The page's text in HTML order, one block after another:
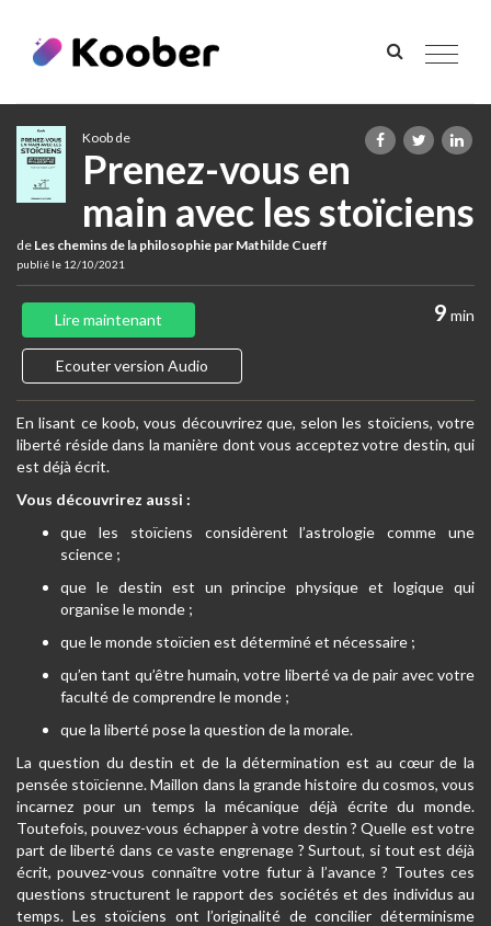
Toggle
Koob de
Prenez-vous en
main avec les stoïciens
de Les chemins de la philosophie par Mathilde Cueff
publié le 12/10/2021
9 min
Lire maintenant
Ecouter version Audio
En lisant ce koob, vous découvrirez que, selon les stoïciens, votre
liberté réside dans la manière dont vous acceptez votre destin, qui
est déjà écrit.
Vous découvrirez aussi :
que les stoïciens considèrent l’astrologie comme une
science ;
que le destin est un principe physique et logique qui
organise le monde ;
que le monde stoïcien est déterminé et nécessaire ;
qu’en tant qu’être humain, votre liberté va de pair avec votre
faculté de comprendre le monde ;
que la liberté pose la question de la morale.
La question du destin et de la détermination est au cœur de la
pensée stoïcienne. Maillon dans la grande histoire du cosmos, vous
incarnez pour un temps la mécanique déjà écrite du monde.
Toutefois, pouvez-vous échapper à votre destin ? Quelle est votre
part de liberté dans ce vaste engrenage ? Surtout, si tout est déjà
écrit, pouvez-vous connaître votre futur à l’avance ? Toutes ces
questions structurent le rapport des sociétés et des individus au
temps. Les stoïciens ont l’originalité de concilier déterminisme